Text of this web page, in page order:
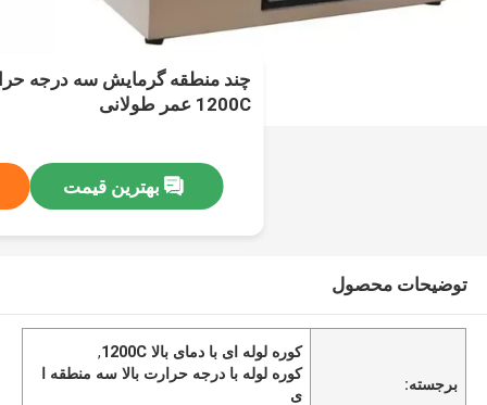
چند منطقه گرمایش سه درجه
1200C عمر طولانی
بهترین قیمت
توضیحات محصول
برجسته:
کوره لوله ای با دمای بالا 1200C
,
کوره لوله با درجه حرارت بالا سه منطقه ا
ی